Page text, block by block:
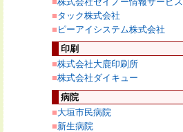
■タック株式会社
■ ピーアイシステム株式会社
印刷
■株式会社大鹿印刷所
■株式会社ダイキュー
病院
■大垣市民病院
■新生病院